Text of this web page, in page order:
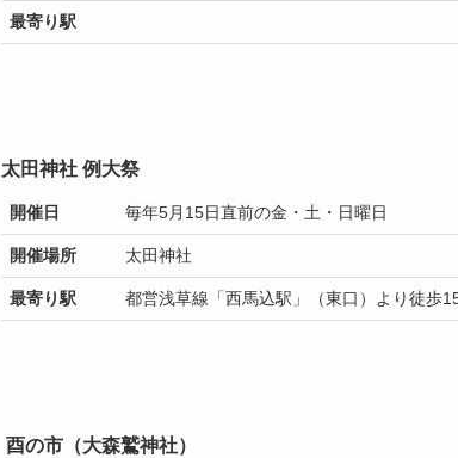
最寄り駅
太田神社 例大祭
開催日 毎年5月15日直前の金・土・日曜日
開催場所 太田神社
最寄り駅 都営浅草線「西馬込駅」（東口）より徒歩
酉の市（大森鷲神社）